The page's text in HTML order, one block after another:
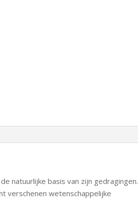
natuurlijke basis van zijn gedragingen.
verschenen wetenschappelijke